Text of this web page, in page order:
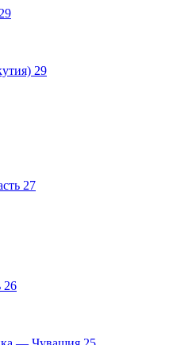
29
29
27
26